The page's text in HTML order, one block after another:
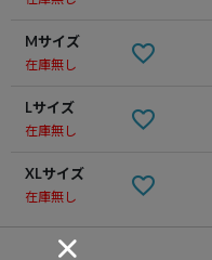
Mサイズ
在庫無し
Lサイズ
在庫無し
XLサイズ
在庫無し